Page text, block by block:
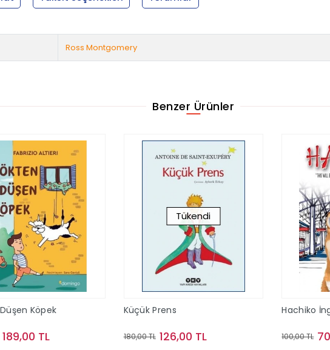
Ross Montgomery
Benzer Ürünler
Köpek
189,00 TL
Tükendi
Küçük Prens
180,00 TL 126,00 TL
Hachiko
100,00 TL